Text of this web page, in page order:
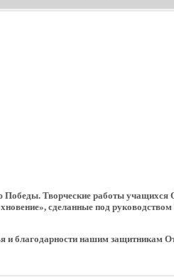
Победы. Творческие работы учащихся
сделанные под
и благодарности нашим защитникам